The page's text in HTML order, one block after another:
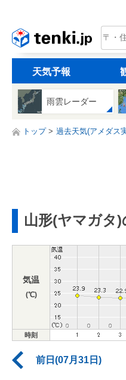
天気予報
雨雲レーダー
トップ 過去天気(アメダス
山形(ヤマガタ
気温
(℃)
時刻
前日(07月31日)